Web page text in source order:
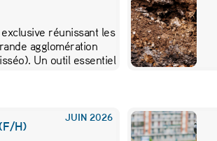
réunissant les
agglomération
Un outil essentiel
JUIN 2026
H)